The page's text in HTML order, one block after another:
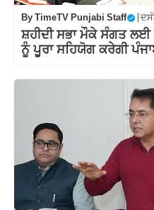
ByTimeTV Punjabi Staff
ਸ਼ਹੀਦੀ ਸਭਾ ਮੌਕੇ ਸੰਗਤ ਲਈ
ਨੂੰ ਪੂਰਾ ਸਹਿਯੋਗ ਕਰੇਗੀ